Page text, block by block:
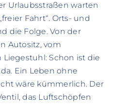
Urlaubsstraßen warten
Fahrt“. Orts- und
die Folge. Von der
Autositz, vom
Liegestuhl: Schon ist die
Ein Leben ohne
wäre kümmerlich. Der
das Luftschöpfen